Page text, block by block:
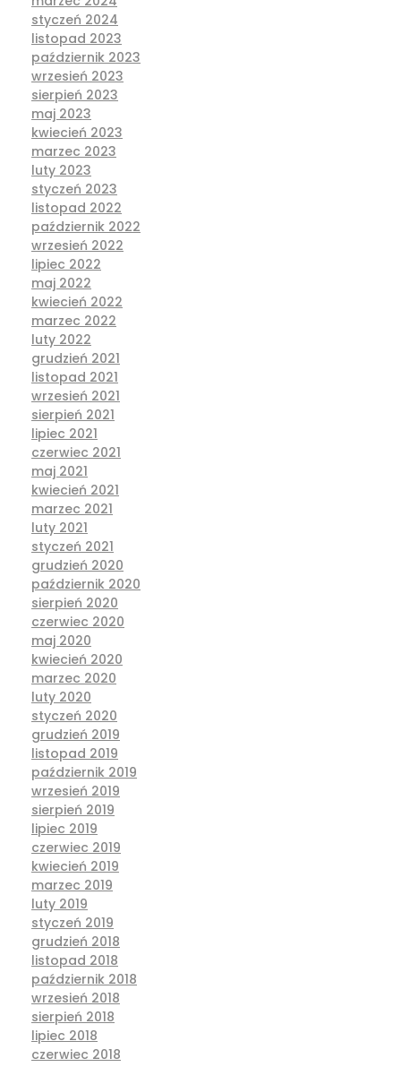
styczeń 2024
listopad 2023
październik 2023
wrzesień 2023
sierpień 2023
maj 2023
kwiecień 2023
marzec 2023
luty 2023
styczeń 2023
listopad 2022
październik 2022
wrzesień 2022
lipiec 2022
maj 2022
kwiecień 2022
marzec 2022
luty 2022
grudzień 2021
listopad 2021
wrzesień 2021
sierpień 2021
lipiec 2021
czerwiec 2021
maj 2021
kwiecień 2021
marzec 2021
luty 2021
styczeń 2021
grudzień 2020
październik 2020
sierpień 2020
czerwiec 2020
maj 2020
kwiecień 2020
marzec 2020
luty 2020
styczeń 2020
grudzień 2019
listopad 2019
październik 2019
wrzesień 2019
sierpień 2019
lipiec 2019
czerwiec 2019
kwiecień 2019
marzec 2019
luty 2019
styczeń 2019
grudzień 2018
listopad 2018
październik 2018
wrzesień 2018
sierpień 2018
lipiec 2018
czerwiec 2018